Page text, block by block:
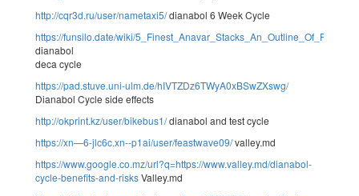
http://cqr3d.ru/user/nametaxi5/dianabol 6 Week Cycle
https://funsilo.date/wiki/
dianabol
deca cycle
https://pad.stuve.uni-ulm.de/hIVTZDz6TWyA0xBSwZXswg/
Dianabol Cycle side effects
http://okprint.kz/user/bikebus1/dianabol and test cycle
https://xn—6-jlc6c.xn--p1ai/user/feastwave09/valley.md
https://www.google.co.mz/url?q=https://www.valley.md/dianabol-
cycle-benefits-and-risksValley.md